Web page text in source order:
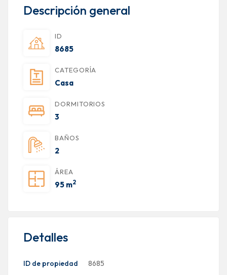
Descripción general
ID
8685
CATEGORÍA
Casa
DORMITORIOS
3
BAÑOS
2
ÁREA
95 m2
Detalles
ID de propiedad
8685